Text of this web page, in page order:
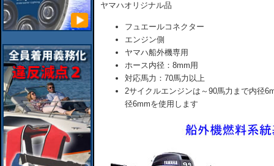
ヤマハオリジナル品
フュエールコネクター
エンジン側
ヤマハ船外機専用
ホース内径：8mm用
対応馬力：70馬力以上
2サイクルエンジンは～90馬力まで内径
径6mmを使用します